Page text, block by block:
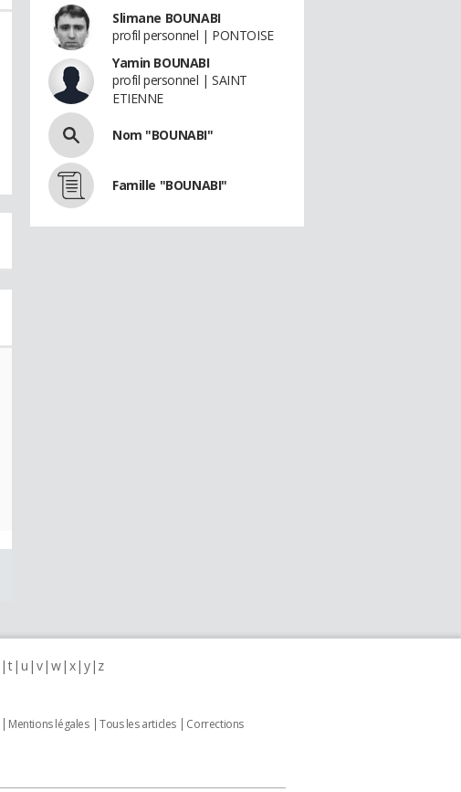
Slimane BOUNABI
profil personnel | PONTOISE
Yamin BOUNABI
profil personnel | SAINT
ETIENNE
Nom "BOUNABI"
Famille "BOUNABI"
t u v w x y z
Mentions légales Tous les articles
Corrections